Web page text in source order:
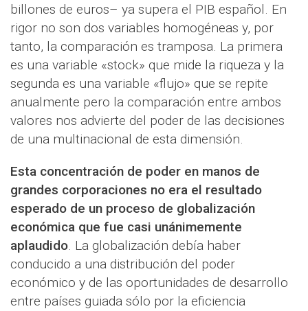
billones de euros– ya supera el PIB español. En
rigor no son dos variables homogéneas y, por
tanto, la comparación es tramposa. La primera
es una variable «stock» que mide la riqueza y la
segunda es una variable «flujo» que se repite
anualmente pero la comparación entre ambos
valores nos advierte del poder de las decisiones
de una multinacional de esta dimensión.
Esta concentración de poder en manos de
grandes corporaciones no era el resultado
esperado de un proceso de globalización
económica que fue casi unánimemente
aplaudido. La globalización debía haber
conducido a una distribución del poder
económico y de las oportunidades de desarrollo
entre países guiada sólo por la eficiencia